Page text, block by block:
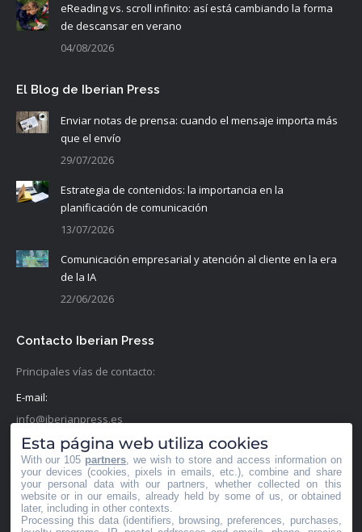
eReading vs. scroll infinito: así está cambiando la forma
de descansar en verano
04/08/2026
El Blog de Iberian Press
Enviar notas de prensa: cuando el mensaje importa más
que el envío
29/07/2026
Estrategia de contenidos: la importancia en la
planificación de comunicación
13/07/2026
Comunicación empresarial y atención al cliente en la era
de la IA
22/06/2026
Contacto Iberian Press
Principales vías de contacto:
E-mail:
info@iberianpress.es
Teléfono:
+34 911863556
Fax:
+34 911863556
Esta página web utiliza cookies
With our 105 partners , we wish to store and access information on
your devices (cookies, pixels in emails, etc.), combine and share
your personal data with our partners, whether collected on this
website or in our emails, already held by some of us, or obtained
later, including in other contexts.
Processing this data (identifiers, browsing, preferences, purchases,